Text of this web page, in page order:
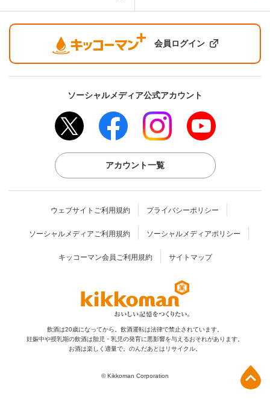
会員ログイン
ソーシャルメディア公式アカウント
アカウント一覧
ウェブサイトご利用規約 プライバシーポリシー
ソーシャルメディアご利用規約 ソーシャルメディアポリシー
キッコーマン会員ご利用規約 サイトマップ
飲酒は20歳になってから。飲酒運転は法律で禁止されています。
妊娠中や授乳期の飲酒は胎児・乳児の発育に悪影響を与えるおそれがあります。
お酒は楽しく適量で。のんだあとはリサイクル。
© Kikkoman Corporation